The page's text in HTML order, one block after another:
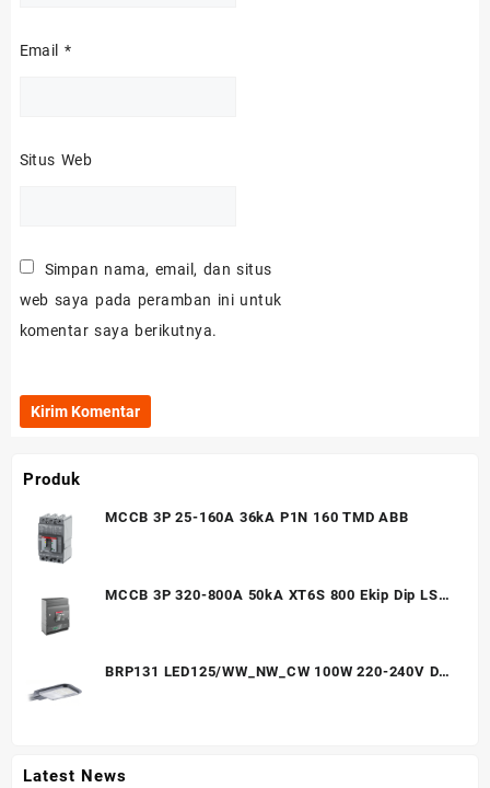
Email *
Situs Web
Simpan nama, email, dan situs
web saya pada peramban ini untuk
komentar saya berikutnya.
Produk
MCCB 3P 25-160A 36kA P1N 160 TMD ABB
MCCB 3P 320-800A 50kA XT6S 800 Ekip Dip LS/I
BRP131 LED125/WW_NW_CW 100W 220-240V DM
Latest News